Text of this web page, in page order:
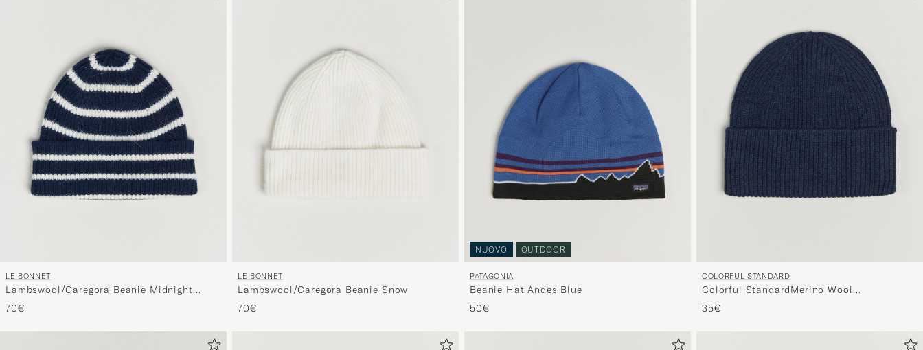
LE BONNET
Lambswool/Caregora Beanie Midnight
Stripe
70€
LE BONNET
Lambswool/Caregora Beanie Snow
70€
NUOVO OUTDOOR
PATAGONIA
Beanie Hat Andes Blue
50€
COLORFUL STANDARD
Colorful StandardMerino Wool
BeanieMarine Blue
35€